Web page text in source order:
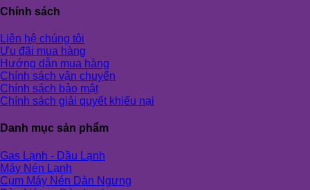
Chính sách
Liên hệ chúng tôi
Ưu đãi mua hàng
Hướng dẫn mua hàng
Chính sách vận chuyển
Chính sách bảo mật
Chính sách giải quyết khiếu nại
Danh mục sản phẩm
Gas Lạnh - Dầu Lạnh
Máy Nén Lạnh
Cụm Máy Nén Dàn Ngưng